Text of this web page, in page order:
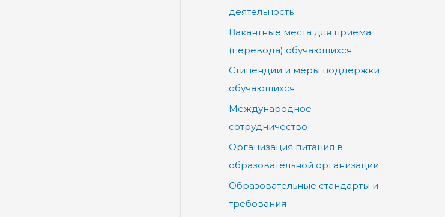
деятельность
Вакантные места для приёма
(перевода) обучающихся
Стипендии и меры поддержки
обучающихся
Международное
сотрудничество
Организация питания в
образовательной организации
Образовательные стандарты и
требования